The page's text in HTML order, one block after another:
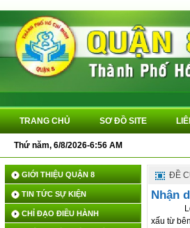
TRANG CHỦ SƠ ĐỒ SITE
Thứ năm, 6/8/2026-6:56 AM
GIỚI THIỆU QUẬN 8
TIN TỨC SỰ KIỆN
CHỈ ĐẠO ĐIỀU HÀNH
ĐỀ
Nhận
xấu từ